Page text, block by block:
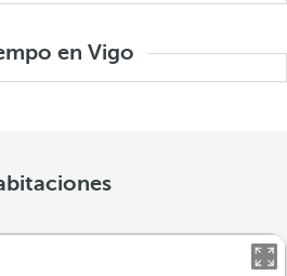
en Vigo